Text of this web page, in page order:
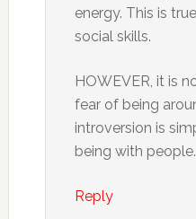
energy. This is
social skills.
HOWEVER, it is
fear of being
introversion is
being with people.
Reply